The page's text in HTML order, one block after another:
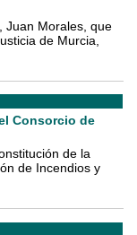
Juan Morales, que
de Murcia,
Consorcio de
de la
de Incendios y